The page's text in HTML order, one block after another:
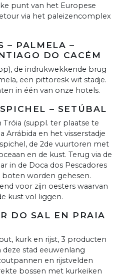
punt van het Europese
via het paleizencomplex
– PALMELA –
DO CACÉM
de indrukwekkende brug
een pittoresk wit stadje.
in één van onze hotels.
– SETÚBAL
(suppl. ter plaatse te
Arrábida en het visserstadje
de 2de vuurtoren met
en de kust. Terug via de
in de Doca dos Pescadores
worden gehesen.
voor zijn oesters waarvan
kust vol liggen.
DO SAL EN PRAIA
kurk en rijst, 3 producten
stad eeuwenlang
en rijstvelden
bossen met kurkeiken